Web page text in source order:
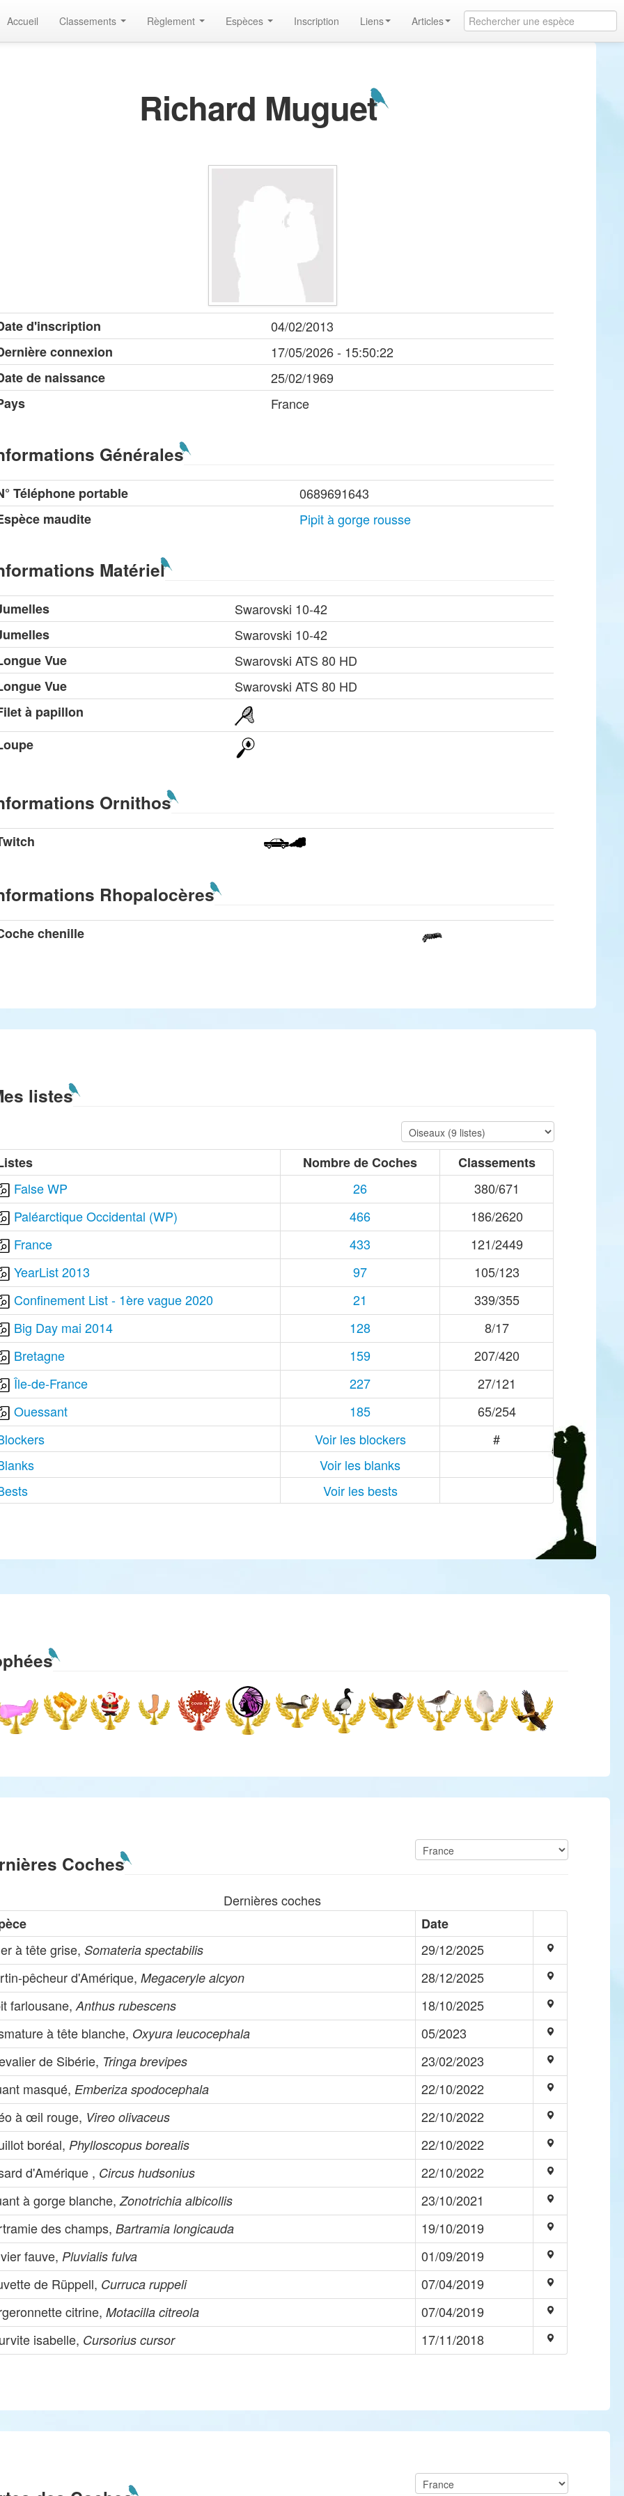
Accueil Classements Règlement Espèces Inscription Liens Articles
Richard Muguet
d'inscription
04/02/2013
connexion
17/05/2026 - 15:50:22
de naissance
25/02/1969
France
Générales
Téléphone portable
0689691643
maudite
Pipit à gorge rousse
Matériel
Swarovski 10-42
Swarovski 10-42
Vue
Swarovski ATS 80 HD
Vue
Swarovski ATS 80 HD
à papillon
Ornithos
Rhopalocères
chenille
listes
Nombre de Coches
Classements
False WP
26
380/671
Paléarctique Occidental (WP)
466
186/2620
France
433
121/2449
YearList 2013
97
105/123
Confinement List - 1ère vague 2020
21
339/355
Big Day mai 2014
128
8/17
Bretagne
159
207/420
Île-de-France
227
27/121
Ouessant
185
65/254
Voir les blockers
#
Voir les blanks
Voir les bests
Coches
Dernières coches
Date
à tête grise,Somateria spectabilis
29/12/2025
pêcheur d'Amérique,Megaceryle alcyon
28/12/2025
farlousane,Anthus rubescens
18/10/2025
à tête blanche, Oxyura leucocephala
05/2023
de Sibérie, Tringa brevipes
23/02/2023
masqué, Emberiza spodocephala
22/10/2022
à œil rouge, Vireo olivaceus
22/10/2022
boréal, Phylloscopus borealis
22/10/2022
d'Amérique , Circus hudsonius
22/10/2022
à gorge blanche,Zonotrichia albicollis
23/10/2021
des champs,Bartramia longicauda
19/10/2019
fauve, Pluvialis fulva
01/09/2019
de Rüppell, Curruca ruppeli
07/04/2019
citrine,Motacilla citreola
07/04/2019
isabelle, Cursorius cursor 17/11/2018